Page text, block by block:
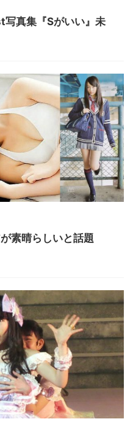
真集『Sがいい』未
素晴らしいと話題